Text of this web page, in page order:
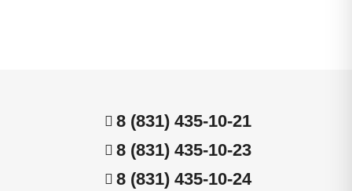
8 (831) 435-10-21
8 (831) 435-10-23
8 (831) 435-10-24